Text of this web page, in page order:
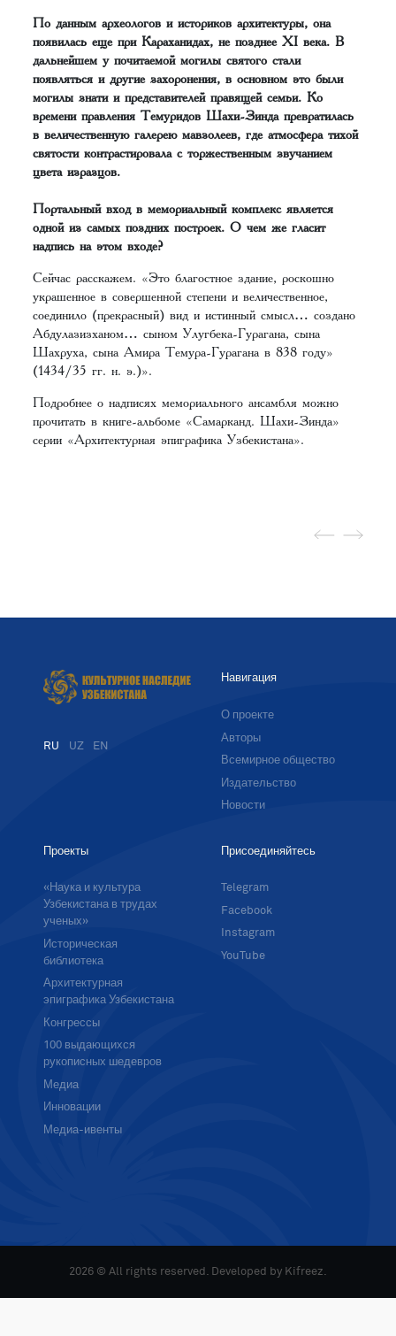
По данным археологов и историков архитектуры, она
появилась еще при Караханидах, не позднее XI века. В
дальнейшем у почитаемой могилы святого стали
появляться и другие захоронения, в основном это были
могилы знати и представителей правящей семьи. Ко
времени правления Темуридов Шахи-Зинда превратилась
в величественную галерею мавзолеев, где атмосфера тихой
святости контрастировала с торжественным звучанием
цвета изразцов.
Портальный вход в мемориальный комплекс является
одной из самых поздних построек. О чем же гласит
надпись на этом входе?
Сейчас расскажем. «Это благостное здание, роскошно
украшенное в совершенной степени и величественное,
соединило (прекрасный) вид и истинный смысл… создано
Абдулазизханом… сыном Улугбека-Гурагана, сына
Шахруха, сына Амира Темура-Гурагана в 838 году»
(1434/35 гг. н. э.)».
Подробнее о надписях мемориального ансамбля можно
прочитать в книге-альбоме «Самарканд. Шахи-Зинда»
серии «Архитектурная эпиграфика Узбекистана».
RU UZ EN
Навигация
О проекте
Авторы
Всемирное общество
Издательство
Новости
Проекты
«Наука и культура
Узбекистана в трудах
ученых»
Историческая
библиотека
Архитектурная
эпиграфика Узбекистана
Конгрессы
100 выдающихся
рукописных шедевров
Медиа
Инновации
Медиа-ивенты
Присоединяйтесь
Telegram
Facebook
Instagram
YouTube
2026 © All rights reserved. Developed by Kifreez.